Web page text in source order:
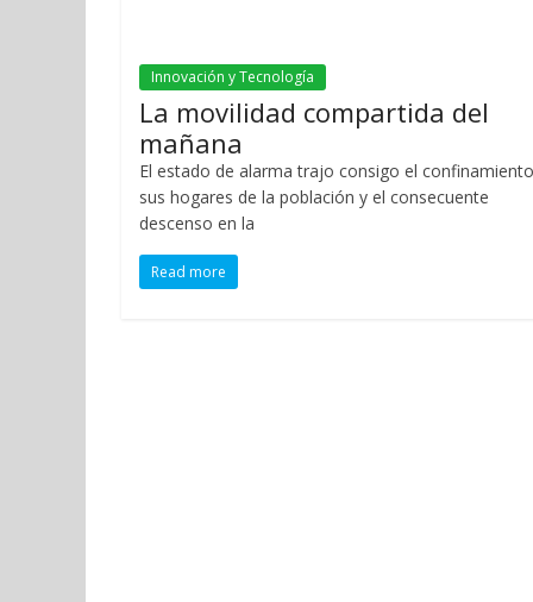
Innovación y Tecnología
La movilidad compartida del
mañana
El estado de alarma trajo consigo el
sus hogares de la población y el consecuente
descenso en la
Read more